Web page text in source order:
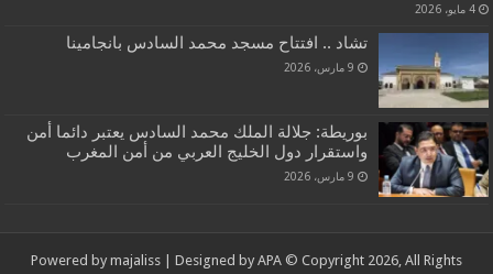
4 مايو، 2026
تشاد .. افتتاح مسجد محمد السادس بانجامينا
9 مارس، 2026
بوريطة: جلالة الملك محمد السادس يعتبر دائما أمن
واستقرار دول الخليج العربي من أمن المغرب
9 مارس، 2026
Powered by majaliss | Designed by APA © Copyright 2026, All Rights